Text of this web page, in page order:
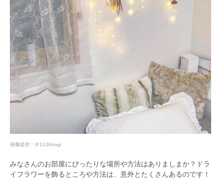
画像提供： ＠1126nogi
みなさんのお部屋にぴったりな場所や方法はありましまか？ドラ
イフラワーを飾るところや方法は、意外とたくさんあるのです！